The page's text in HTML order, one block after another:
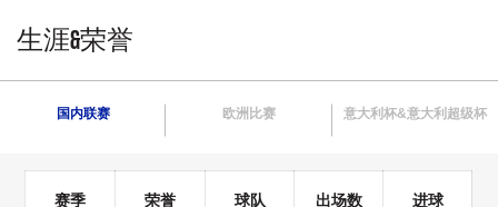
生涯&荣誉
意大利杯&意大利超级杯
欧洲比赛
国内联赛
赛季 荣誉 球队 出场数 进球